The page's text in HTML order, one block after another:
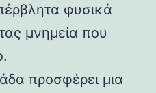
φυσικά
μνημεία που
προσφέρει μια